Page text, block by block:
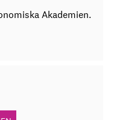
Akademien.